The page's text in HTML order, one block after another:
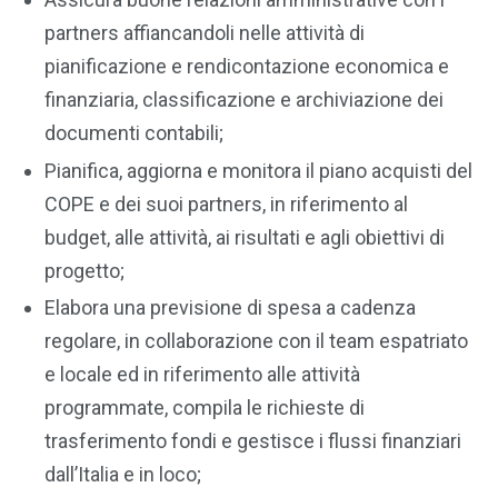
partners affiancandoli nelle attività di
pianificazione e rendicontazione economica e
finanziaria, classificazione e archiviazione dei
documenti contabili;
Pianifica, aggiorna e monitora il piano acquisti del
COPE e dei suoi partners, in riferimento al
budget, alle attività, ai risultati e agli obiettivi di
progetto;
Elabora una previsione di spesa a cadenza
regolare, in collaborazione con il team espatriato
e locale ed in riferimento alle attività
programmate, compila le richieste di
trasferimento fondi e gestisce i flussi finanziari
dall’Italia e in loco;